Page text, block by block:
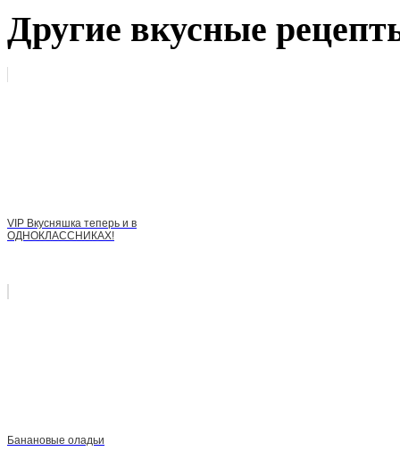
Другие вкусные
VIP Вкусняшка теперь и в
ОДНОКЛАССНИКАХ!
Банановые оладьи